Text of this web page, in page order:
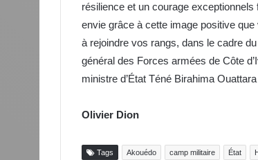
résilience et un courage
envie grâce à cette image positive
à rejoindre vos rangs, dans le cadre
général des Forces armées de Côte
ministre d’État Téné Birahima
Olivier Dion
Tags Akouédo camp militaire État